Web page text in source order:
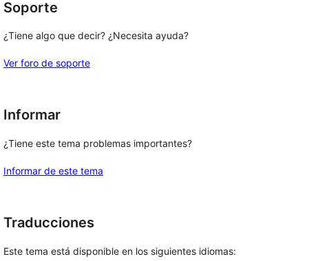
Soporte
¿Tiene algo que decir? ¿Necesita ayuda?
Ver foro de soporte
Informar
¿Tiene este tema problemas importantes?
Informar de este tema
Traducciones
Este tema está disponible en los siguientes idiomas: